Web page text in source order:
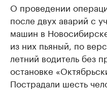
О проведении
после двух аварий с
машин в
из них пьяный, по
летний водитель без
остановке
Пострадали шесть